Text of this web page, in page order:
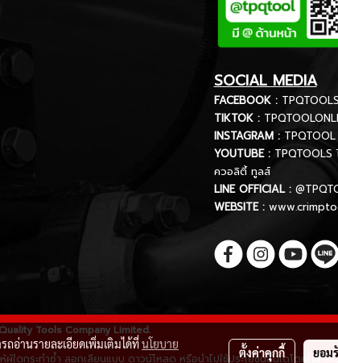
SOCIAL MEDIA
FACEBOOK : TPQTOOLS
TIKTOK :
INSTAGRAM : TPQTOOL
YOUTUBE :
ควอลิตี้ ทูลส์
LINE OFFICIAL :
WEBSITE :
Tools Company Limited.
กระทำซ้ำ ลอกเลียนแบบ ดาวน์โหลด หรือนำไปใช้ประโยชน์อื่นใดโดยไม่ได้
อ่านรายละเอียดเพิ่มเติมได้ที่นโยบาย
ตั้งค่าคุกกี้ ยอม